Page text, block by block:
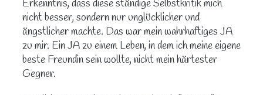
Erkenntnis, dass diese ständige Selbstkritik mich
nicht besser, sondern nur unglücklicher und
ängstlicher machte. Das war mein wahrhaftiges JA
zu mir. Ein JA zu einem Leben, in dem ich meine eigene
beste Freundin sein wollte, nicht mein härtester
Gegner.